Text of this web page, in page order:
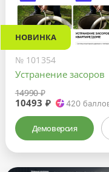
НОВИНКА
№ 101354
Устранение засоров
14990 ₽
10493 ₽ 420
Демоверсия